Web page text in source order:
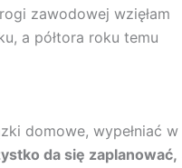
zawodowej wzięłam
a półtora roku temu
domowe, wypełniać w
da się zaplanować,